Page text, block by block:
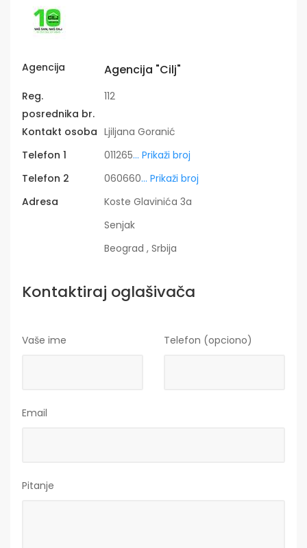
Agencija Agencija "Cilj"
Reg.
posrednika br.
112
Kontakt osoba Ljiljana Goranić
Telefon 1
011265... Prikaži broj
Telefon 2
060660... Prikaži broj
Adresa
Koste Glavinića 3a
Senjak
Beograd , Srbija
Kontaktiraj oglašivača
Vaše ime Telefon (opciono)
Email
Pitanje